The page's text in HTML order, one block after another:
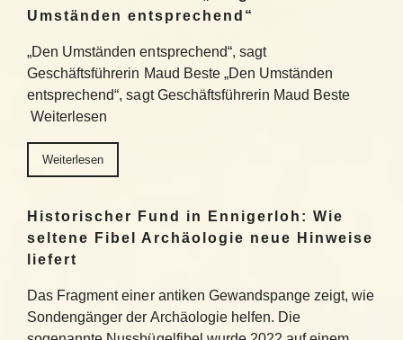
Umständen entsprechend“
„Den Umständen entsprechend“, sagt
Geschäftsführerin Maud Beste „Den Umständen
entsprechend“, sagt Geschäftsführerin Maud Beste
Weiterlesen
Weiterlesen
Historischer Fund in Ennigerloh: Wie
seltene Fibel Archäologie neue Hinweise
liefert
Das Fragment einer antiken Gewandspange zeigt, wie
Sondengänger der Archäologie helfen. Die